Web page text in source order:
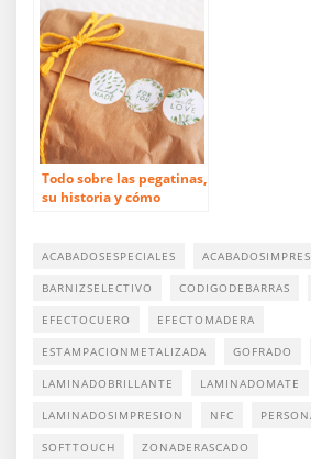
Todo sobre las pegatinas,
su historia y cómo
ACABADOSESPECIALES
BARNIZSELECTIVO CODIGODEBARRAS
EFECTOCUERO EFECTOMADERA
ESTAMPACIONMETALIZADA GOFRADO
LAMINADOBRILLANTE LAMINADOMATE
LAMINADOSIMPRESION NFC
SOFTTOUCH ZONADERASCADO